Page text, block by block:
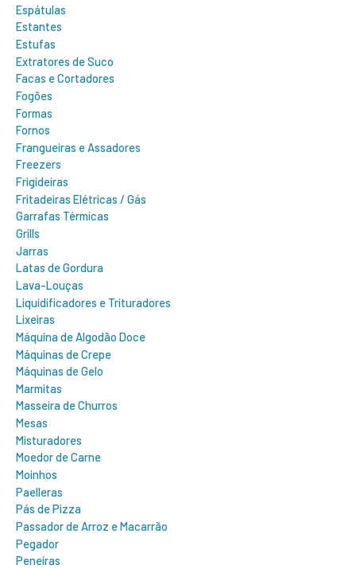
Espátulas
Estantes
Estufas
Extratores de Suco
Facas e Cortadores
Fogões
Formas
Fornos
Frangueiras e Assadores
Freezers
Frigideiras
Fritadeiras Elétricas / Gás
Garrafas Térmicas
Grills
Jarras
Latas de Gordura
Lava-Louças
Liquidificadores e Trituradores
Lixeiras
Máquina de Algodão Doce
Máquinas de Crepe
Máquinas de Gelo
Marmitas
Masseira de Churros
Mesas
Misturadores
Moedor de Carne
Moinhos
Paelleras
Pás de Pizza
Passador de Arroz e Macarrão
Pegador
Peneiras